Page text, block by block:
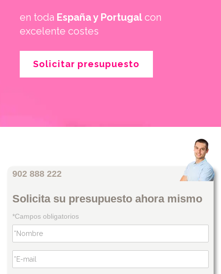
en toda España y Portugal con
excelente costes
Solicitar presupuesto
902 888 222
Solicita su presupuesto ahora mismo
*Campos obligatorios